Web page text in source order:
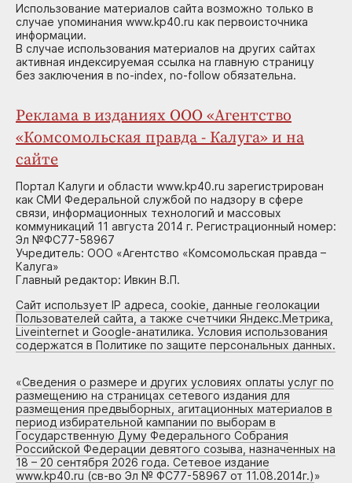
Использование материалов сайта возможно только в
случае упоминания www.kp40.ru как первоисточника
информации.
В случае использования материалов на других сайтах
активная индексируемая ссылка на главную страницу
без заключения в no-index, no-follow обязательна.
Реклама в изданиях ООО «Агентство
«Комсомольская правда - Калуга» и на
сайте
Портал Калуги и области www.kp40.ru зарегистрирован
как СМИ Федеральной службой по надзору в сфере
связи, информационных технологий и массовых
коммуникаций 11 августа 2014 г. Регистрационный номер:
Эл №ФС77-58967
Учредитель: ООО «Агентство «Комсомольская правда –
Калуга»
Главный редактор: Ивкин В.П.
Сайт использует IP адреса, cookie, данные геолокации
Пользователей сайта, а также счетчики Яндекс.Метрика,
Liveinternet и Google-анатилика. Условия использования
содержатся в Политике по защите персональных данных.
«Сведения о размере и других условиях оплаты услуг по
размещению на страницах сетевого издания для
размещения предвыборных, агитационных материалов в
период избирательной кампании по выборам в
Государственную Думу Федерального Собрания
Российской Федерации девятого созыва, назначенных на
18 – 20 сентября 2026 года. Сетевое издание
www.kp40.ru (св-во Эл № ФС77-58967 от 11.08.2014г.)»